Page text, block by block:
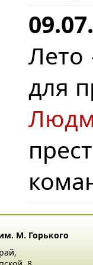
Лето
для
М. Горького